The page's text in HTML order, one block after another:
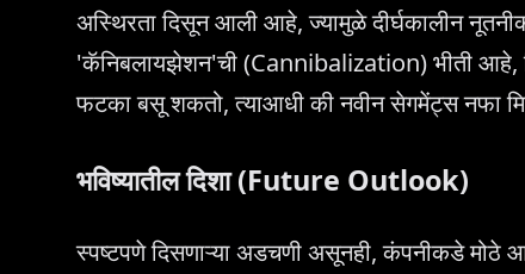
अस्थिरता दिसून आली आहे, ज्यामुळे दीर्घकालीन
'कॅनिबलायझेशन'ची (Cannibalization) भीती आहे,
फटका बसू शकतो, त्याआधी की नवीन सेगमेंट्स नफा
भविष्यातील दिशा (Future Outlook)
स्पष्टपणे दिसणाऱ्या अडचणी असूनही, कंपनीकडे